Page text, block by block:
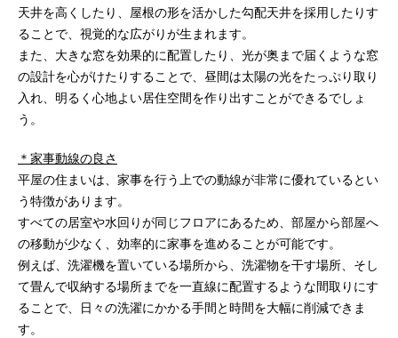
天井を高くしたり、屋根の形を活かした勾配天井を採用したりす
ることで、視覚的な広がりが生まれます。
また、大きな窓を効果的に配置したり、光が奥まで届くような窓
の設計を心がけたりすることで、昼間は太陽の光をたっぷり取り
入れ、明るく心地よい居住空間を作り出すことができるでしょ
う。
＊家事動線の良さ
平屋の住まいは、家事を行う上での動線が非常に優れているとい
う特徴があります。
すべての居室や水回りが同じフロアにあるため、部屋から部屋へ
の移動が少なく、効率的に家事を進めることが可能です。
例えば、洗濯機を置いている場所から、洗濯物を干す場所、そし
て畳んで収納する場所までを一直線に配置するような間取りにす
ることで、日々の洗濯にかかる手間と時間を大幅に削減できま
す。